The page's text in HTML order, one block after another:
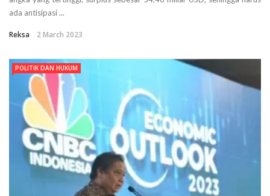
ada antisipasi ...
Reksa 2 March 2023
POLITIK DAN HUKUM